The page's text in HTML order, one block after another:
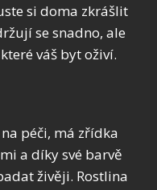
si doma zkrášlit
se snadno, ale
váš byt oživí.
péči, má zřídka
a díky své barvě
živěji. Rostlina